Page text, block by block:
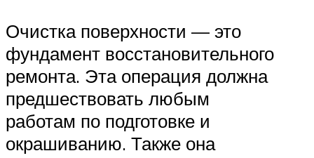
Очистка поверхности — это
фундамент восстановительного
ремонта. Эта операция должна
предшествовать любым
работам по подготовке и
окрашиванию. Также она